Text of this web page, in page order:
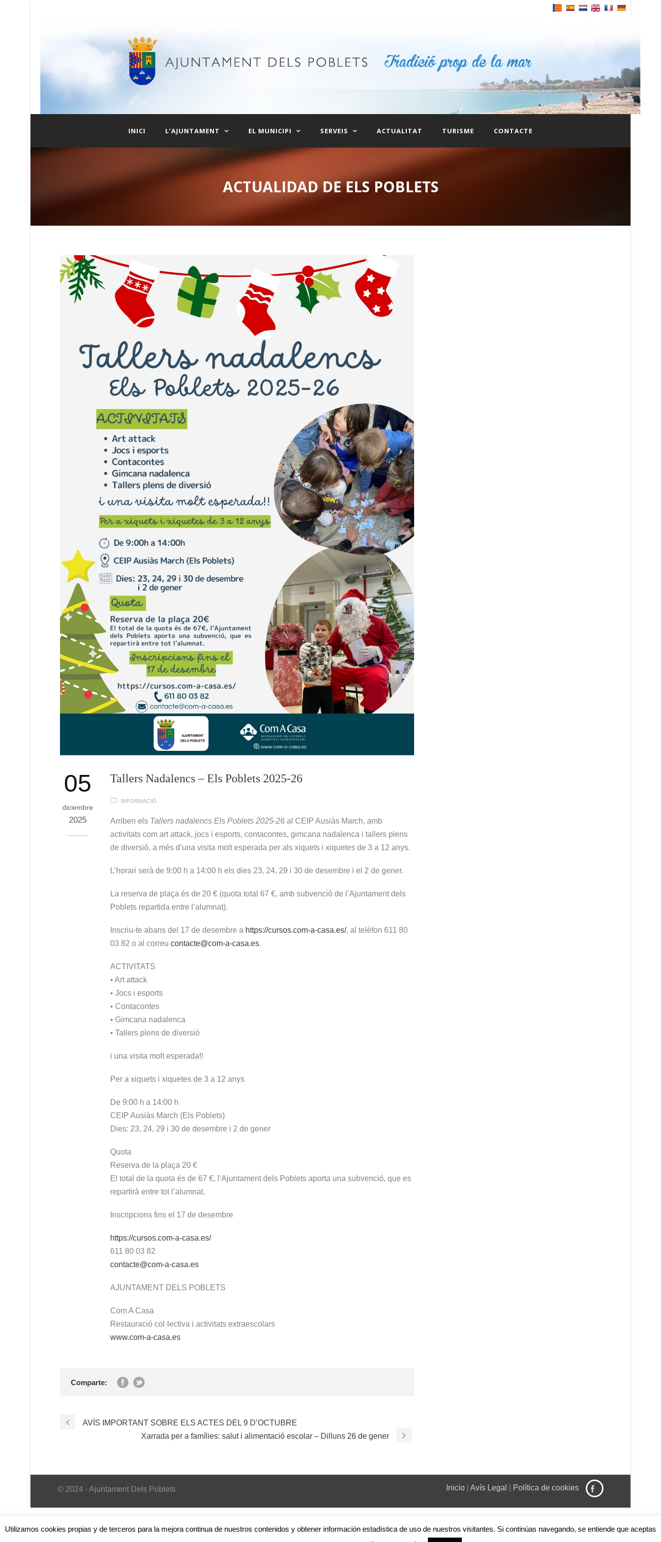
INICI L’AJUNTAMENT EL MUNICIPI SERVEIS ACTUALITAT TURISME CONTACTE
ACTUALIDAD DE ELS POBLETS
05
diciembre
2025
Tallers Nadalencs – Els Poblets 2025-26
INFORMACIÓ
Arriben els Tallers nadalencs Els Poblets 2025-26 al CEIP Ausiàs March, amb
activitats com art attack, jocs i esports, contacontes, gimcana nadalenca i tallers plens
de diversió, a més d’una visita molt esperada per als xiquets i xiquetes de 3 a 12 anys.
L’horari serà de 9:00 h a 14:00 h els dies 23, 24, 29 i 30 de desembre i el 2 de gener.
La reserva de plaça és de 20 € (quota total 67 €, amb subvenció de l’Ajuntament dels
Poblets repartida entre l’alumnat).
Inscriu-te abans del 17 de desembre a https://cursos.com-a-casa.es/, al telèfon 611 80
03 82 o al correu contacte@com-a-casa.es.
ACTIVITATS
• Art attack
• Jocs i esports
• Contacontes
• Gimcana nadalenca
• Tallers plens de diversió
i una visita molt esperada!!
Per a xiquets i xiquetes de 3 a 12 anys
De 9:00 h a 14:00 h
CEIP Ausiàs March (Els Poblets)
Dies: 23, 24, 29 i 30 de desembre i 2 de gener
Quota
Reserva de la plaça 20 €
El total de la quota és de 67 €, l’Ajuntament dels Poblets aporta una subvenció, que es
repartirà entre tot l’alumnat.
Inscripcions fins el 17 de desembre
https://cursos.com-a-casa.es/
611 80 03 82
contacte@com-a-casa.es
AJUNTAMENT DELS POBLETS
Com A Casa
Restauració col·lectiva i activitats extraescolars
www.com-a-casa.es
Comparte:
AVÍS IMPORTANT SOBRE ELS ACTES DEL 9 D’OCTUBRE
Xarrada per a famílies: salut i alimentació escolar – Dilluns 26 de gener
© 2024 - Ajuntament Dels Poblets Inicio Avís Legal Política de cookies
Utilizamos cookies propias y de terceros para la mejora continua de nuestros contenidos y obtener información estadística de uso de nuestros visitantes. Si continúas navegando, se entiende que aceptas